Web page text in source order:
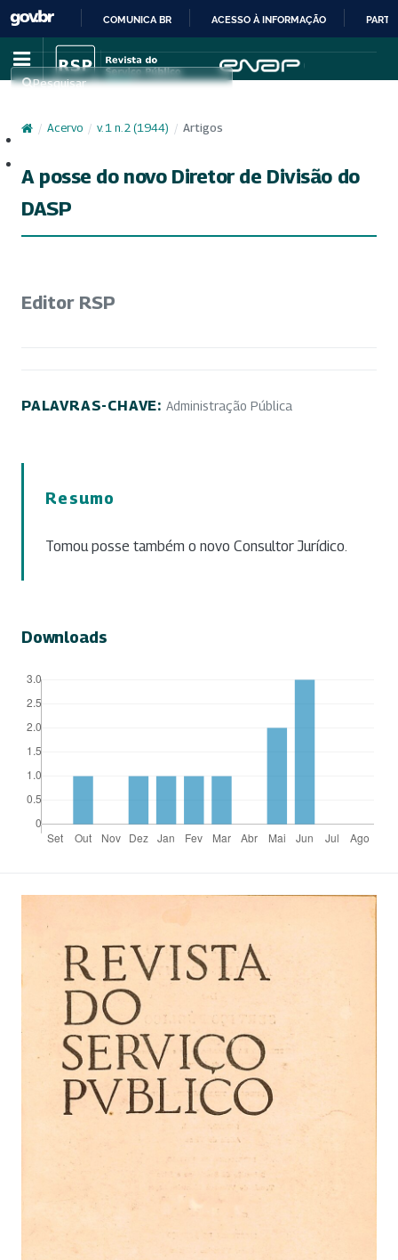
IR
PARA
CONTEÚDO
COMUNICA BR ACESSO À INFORMAÇÃO
Pesquisar
/ Acervo / v. 1 n. 2 (1944) / Artigos
A posse do novo Diretor de Divisão do
DASP
Editor RSP
PALAVRAS-CHAVE: Administração Pública
Resumo
Tomou posse também o novo Consultor Jurídico.
Downloads